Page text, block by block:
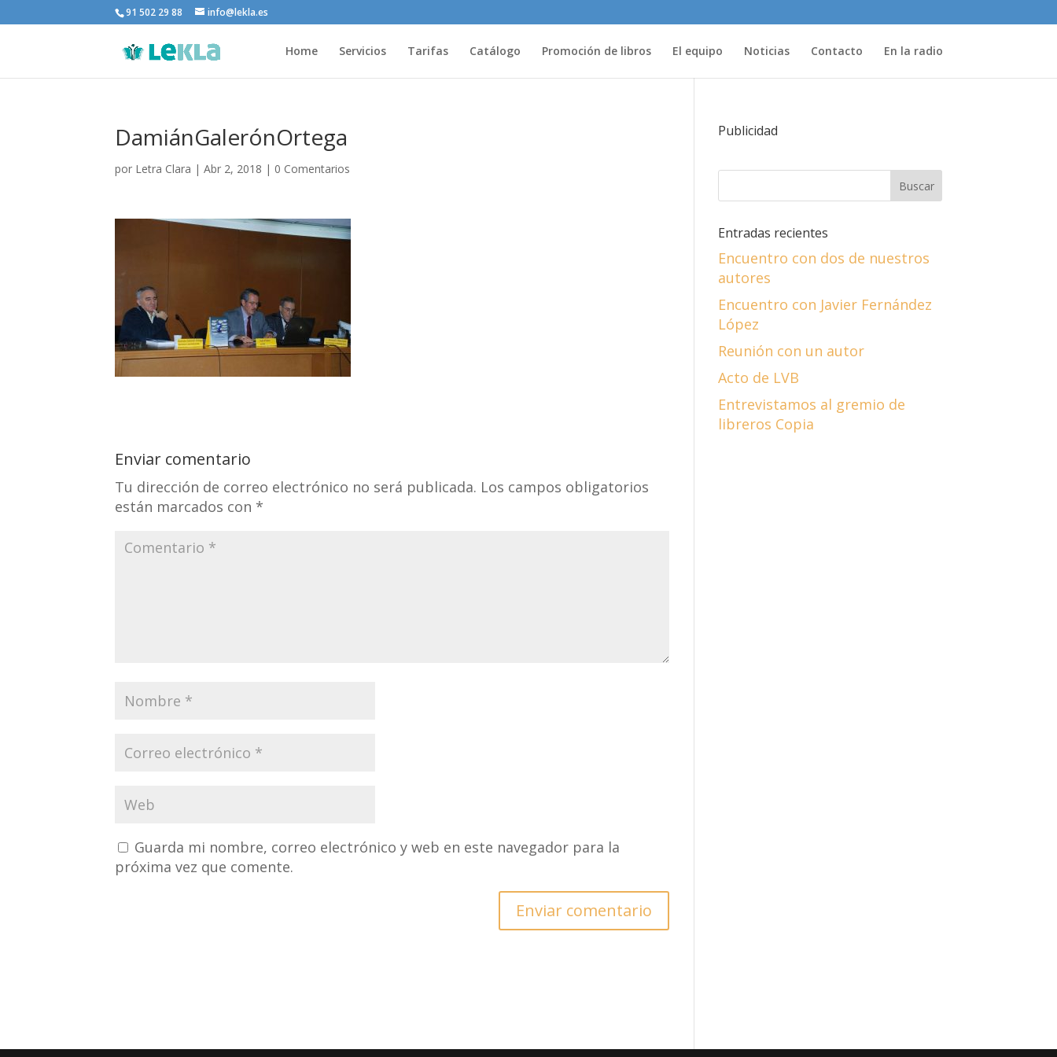
91 502 29 88 info@lekla.es
Home Servicios Tarifas Catálogo Promoción de libros El equipo Noticias Contacto En la radio
DamiánGalerónOrtega
por Letra Clara | Abr 2, 2018 | 0 Comentarios
Enviar comentario
Tu dirección de correo electrónico no será publicada. Los campos obligatorios
están marcados con *
Guarda mi nombre, correo electrónico y web en este navegador para la
próxima vez que comente.
Publicidad
Entradas recientes
Encuentro con dos de nuestros
autores
Encuentro con Javier Fernández
López
Reunión con un autor
Acto de LVB
Entrevistamos al gremio de
libreros Copia